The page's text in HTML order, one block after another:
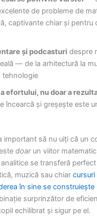
de probleme de
captivante chiar și pentru
și podcasturi despre
— de la arhitectură la
tehnologie
efortului, nu doar a
încearcă și greșește este
important să nu uiți că un
doarun viitor
se transferă
muzică sau chiar
în sine se construiește
surprinzător de
echilibrat și sigur pe el.